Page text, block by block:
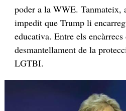
poder a la WWE. Tanmateix,
impedit que Trump li
educativa. Entre els
desmantellament de la
LGTBI.